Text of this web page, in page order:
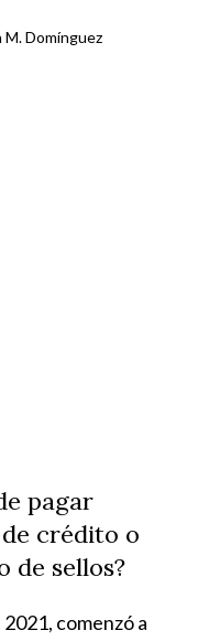
M. Domínguez
pagar
crédito o
de sellos?
2021, comenzó a